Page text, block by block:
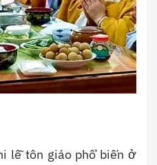
lễ tôn giáo phổ biến ở